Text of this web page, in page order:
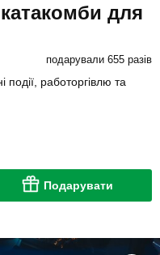
катакомби для
подарували 655 разів
події, работоргівлю та
Подарувати